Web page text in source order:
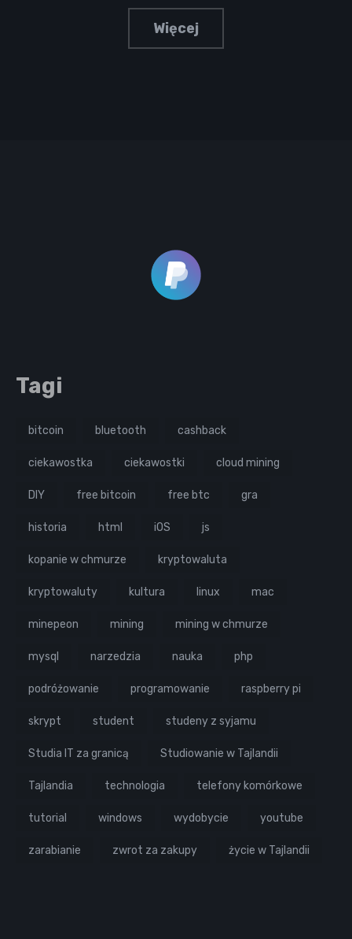
Więcej
Tagi
bitcoin bluetooth cashback
ciekawostka ciekawostki cloud mining
DIY free bitcoin free btc gra
historia html iOS js
kopanie w chmurze kryptowaluta
kryptowaluty kultura linux mac
minepeon mining mining w chmurze
mysql narzedzia nauka php
podróżowanie programowanie raspberry pi
skrypt student studeny z syjamu
Studia IT za granicą Studiowanie w Tajlandii
Tajlandia technologia telefony komórkowe
tutorial windows wydobycie youtube
zarabianie zwrot za zakupy życie w Tajlandii